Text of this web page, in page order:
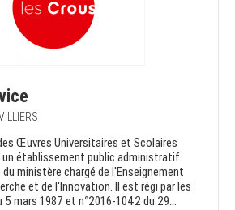
Œuvres Universitaires et Scolaires
établissement public administratif
ministère chargé de l'Enseignement
et de l'Innovation. Il est régi par les
mars 1987 et n°2016-1042 du 29...